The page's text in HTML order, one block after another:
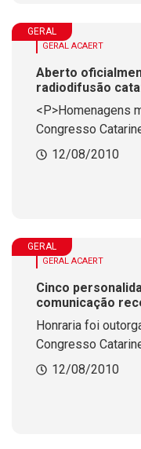
GERAL
GERAL ACAERT
Aberto
radiodifusão
<P>Homenagens
Congresso
12/08/2010
GERAL
GERAL ACAERT
Cinco
comunicação
Honraria foi
Congresso
12/08/2010